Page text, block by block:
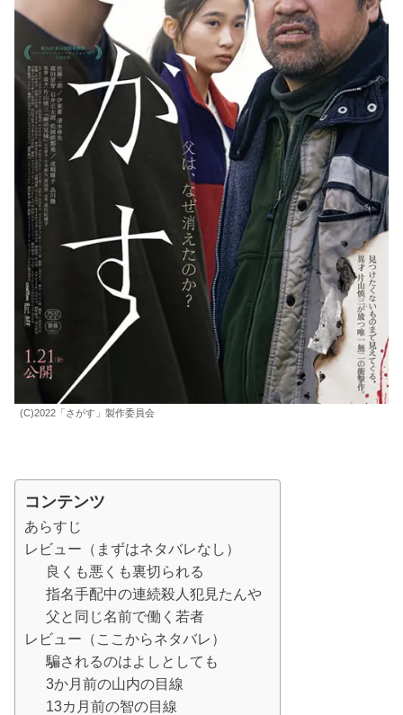
(C)2022「さがす」製作委員会
コンテンツ
あらすじ
レビュー（まずはネタバレなし）
良くも悪くも裏切られる
指名手配中の連続殺人犯見たんや
父と同じ名前で働く若者
レビュー（ここからネタバレ）
騙されるのはよしとしても
3か月前の山内の目線
13カ月前の智の目線